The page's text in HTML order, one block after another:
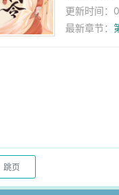
更新时间
最新章节：